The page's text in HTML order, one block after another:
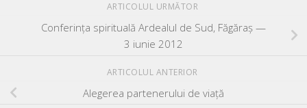
ARTICOLUL URMĂTOR
Conferința spirituală Ardealul de Sud, Făgăraș —
3 iunie 2012
ARTICOLUL ANTERIOR
Alegerea partenerului de viață